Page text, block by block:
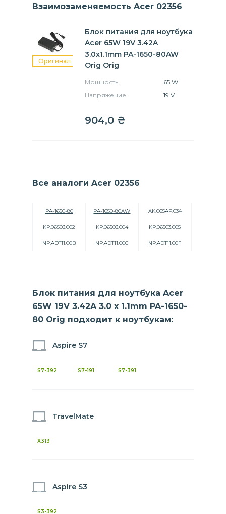
Взаимозаменяемость Acer 02356
Оригинал
Блок питания для ноутбука
Acer 65W 19V 3.42A
3.0x1.1mm PA-1650-80AW
Orig Orig
Мощность
65 W
Напряжение
19 V
904,0 ₴
Все аналоги Acer 02356
PA-1650-80 PA-1650-80AW AK.065AP.034
KP.06503.002 KP.06503.004 KP.06503.005
NP.ADT11.00B NP.ADT11.00C NP.ADT11.00F
Блок питания для ноутбука Acer
65W 19V 3.42A 3.0 x 1.1mm PA-1650-
80 Orig подходит к ноутбукам:
Aspire S7
S7-392 S7-191 S7-391
TravelMate
X313
Aspire S3
S3-392